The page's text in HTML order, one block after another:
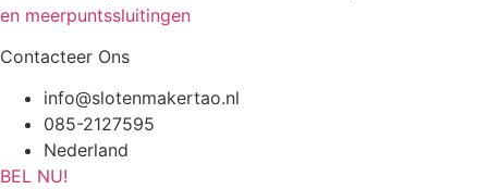
en meerpuntssluitingen
Contacteer Ons
info@slotenmakertao.nl
085-2127595
Nederland
BEL NU!